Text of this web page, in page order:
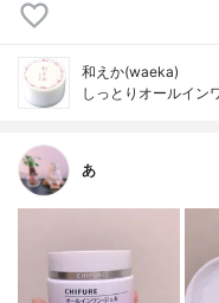
和えか(waeka)
しっとりオールイン
あ